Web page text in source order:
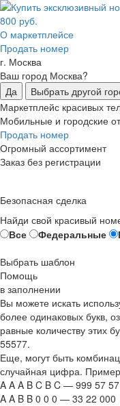
О маркетплейсе
Продать номер
г. Москва
Ваш город Москва?
Да
Выбрать другой
Маркетплейс красивых
Мобильные и городские
Продать номер
Огромный ассортимент
Заказ без регистрации
Безопасная сделка
Найди свой красивый
Все
Федеральные
Выбрать шаблон
Помощь
в заполнении
Вы можете искать
более одинаковых букв,
равные количеству этих
55577.
Еще, могут быть
случайная цифра.
A A A B C B C — 999 57 57
A A B B 0 0 0 — 33 22 000